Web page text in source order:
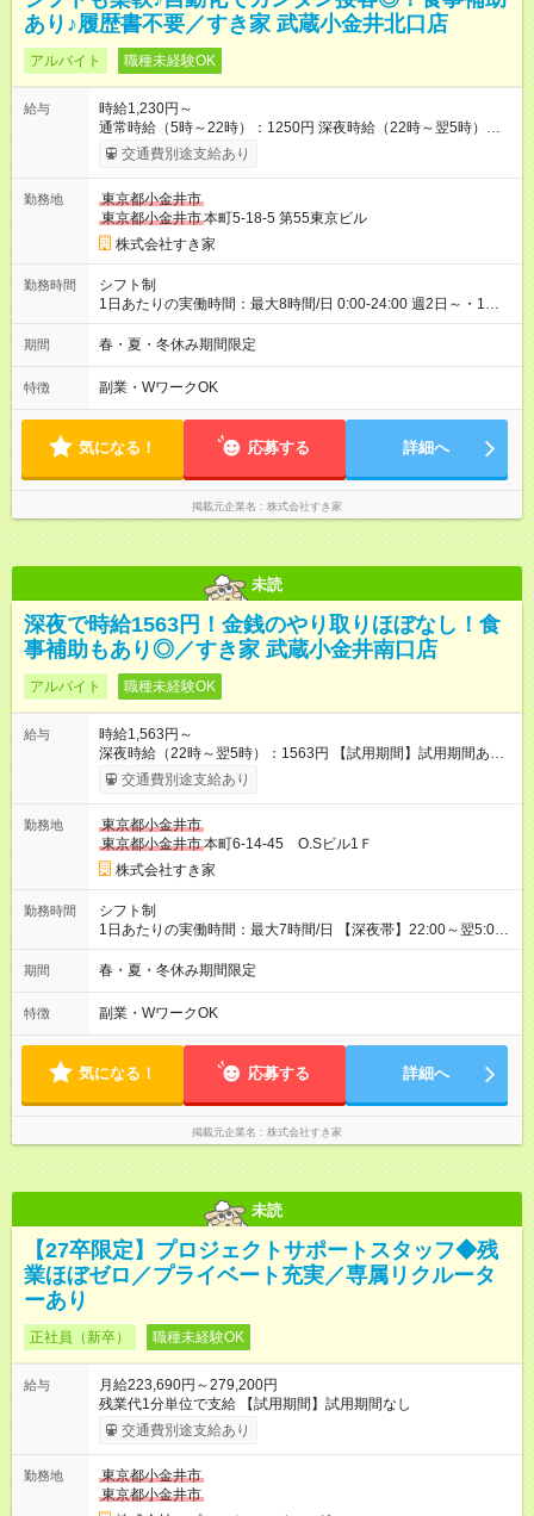
あり♪履歴書不要／すき家 武蔵小金井北口店
アルバイト 職種未経験OK
給与
時給1,230円～
通常時給（5時～22時）：1250円 深夜時給（22時～翌5時）：
1563円 高校生時給：1230円 【特別手当】早朝手当（5：00-9：
00）時給+150円 【試用期間】試用期間あり 試用期間の長さ：1
30日（※条件変更なし）ですが、切り上げで一ヶ月とさせてい
ただきます。 研修制度あり：15時間(研修中も同時給）
交通費別途支給あり
勤務地
東京都小金井市
東京都小金井市本町5-18-5 第55東京ビル
株式会社すき家
勤務時間
シフト制
1日あたりの実働時間：最大8時間/日 0:00-24:00 週2日～・1日
2h～OK ＜シフト例＞ 〇朝帯 5:00-9:00 〇昼帯 9:00-14:00 〇午
後帯 14:00-18:00 〇夜帯 18:00-22:00 〇深夜帯 22:00-翌5:00 基
ます♪
期間 春・夏・冬休み期間限定
特徴 副業・WワークOK
気になる！ 応募する 詳細へ
掲載元企業名 株式会社すき家
未読
深夜で時給1563円！金銭のやり取りほぼなし！食
事補助もあり◎／すき家 武蔵小金井南口店
アルバイト 職種未経験OK
給与
時給1,563円～
深夜時給（22時～翌5時）：1563円 【試用期間】試用期間あり
試用期間の長さ：1ヶ月 雇用形態、給与は本採用時と同じです。
試用期間の実態は30日（※条件変更なし）ですが、切り上げで
同時給）
交通費別途支給あり
勤務地
東京都小金井市
東京都小金井市本町6-14-45 O.Sビル1Ｆ
株式会社すき家
勤務時間
シフト制
1日あたりの実働時間：最大7時間/日 【深夜帯】22:00～翌5:00
週2日～・1日2h～OK◎ ※22:00から翌5:00までは18歳以上の方
のみ勤務可能です（18歳未満の深夜業務禁止のため） ★深夜で
す。 必ず、2名以上での勤務を行いますので、安心して働けま
す。
期間 春・夏・冬休み期間限定
特徴 副業・WワークOK
気になる！ 応募する 詳細へ
掲載元企業名 株式会社すき家
未読
【27卒限定】プロジェクトサポートスタッフ◆残
業ほぼゼロ／プライベート充実／専属リクルータ
ーあり
正社員（新卒） 職種未経験OK
給与
月給223,690円～279,200円
残業代1分単位で支給 【試用期間】試用期間なし
交通費別途支給あり
勤務地
東京都小金井市
東京都小金井市